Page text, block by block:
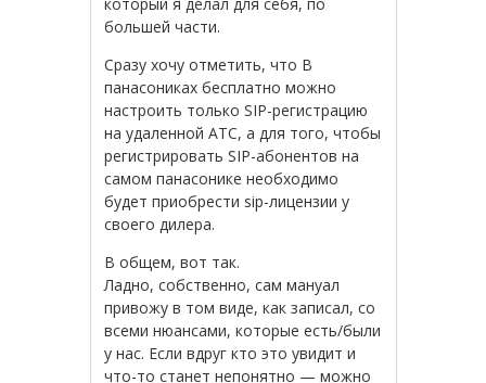
большей части.
Сразу хочу отметить, что В
панасониках бесплатно можно
настроить только SIP-регистрацию
на удаленной АТС, а для того, чтобы
регистрировать SIP-абонентов на
самом панасонике необходимо
будет приобрести sip-лицензии у
своего дилера.
В общем, вот так.
Ладно, собственно, сам мануал
привожу в том виде, как записал, со
всеми нюансами, которые есть/были
у нас. Если вдруг кто это увидит и
что-то станет непонятно — можно